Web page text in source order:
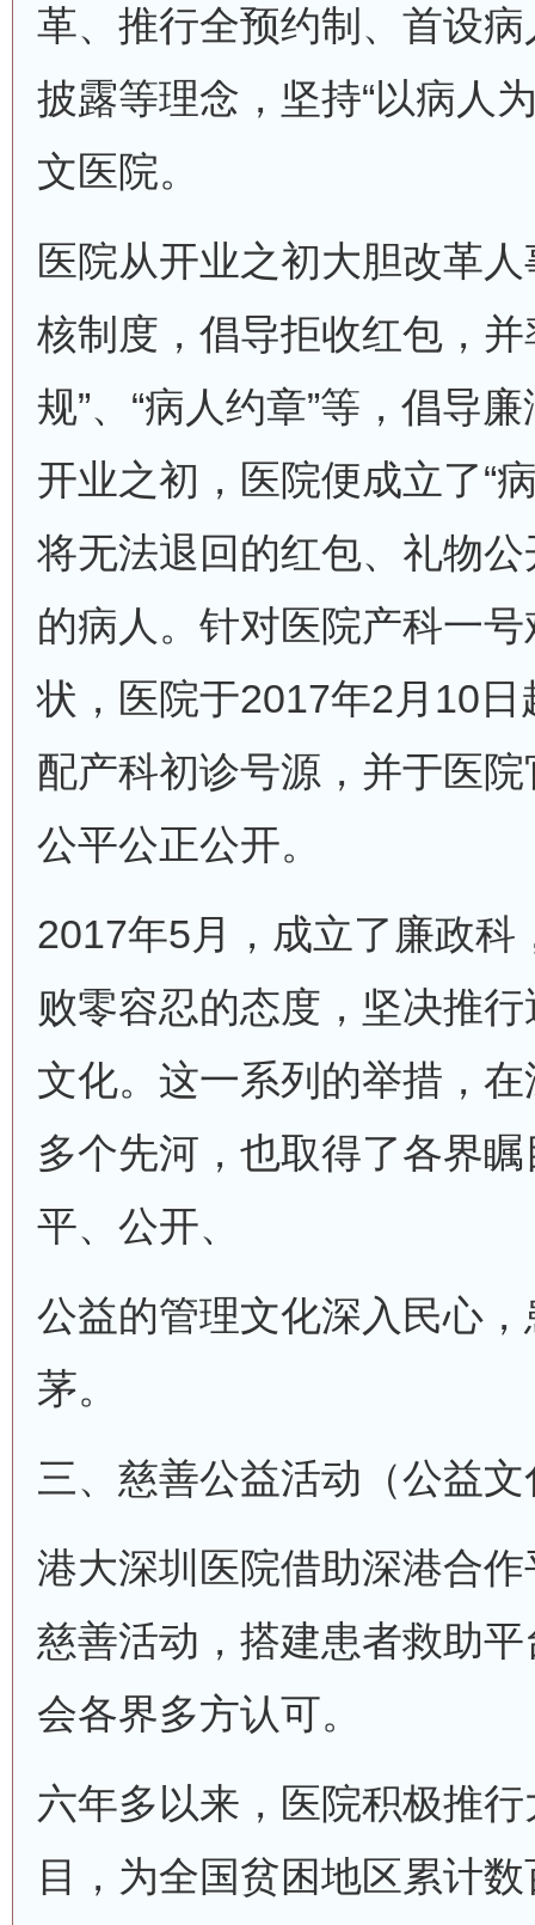
革、推行全预约制、首设
披露等理念，坚持“以病人
文医院。
医院从开业之初大胆改革
核制度，倡导拒收红包，
规”、“病人约章”等，倡导
开业之初，医院便成立了“
将无法退回的红包、礼物
的病人。针对医院产科一
状，医院于2017年2月10
配产科初诊号源，并于医
公平公正公开。
2017年5月，成立了廉政科
败零容忍的态度，坚决推
文化。这一系列的举措，
多个先河，也取得了各界
平、公开、
公益的管理文化深入民心
茅。
三、慈善公益活动（公益文
港大深圳医院借助深港合
慈善活动，搭建患者救助
会各界多方认可。
六年多以来，医院积极推
目，为全国贫困地区累计